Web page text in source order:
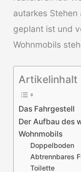
autarkes
geplant ist und
Wohnmobils
Artikelinhalt
Das Fahrgestell
Der Aufbau des
Wohnmobils
Doppelboden
Abtrennbares
Toilette